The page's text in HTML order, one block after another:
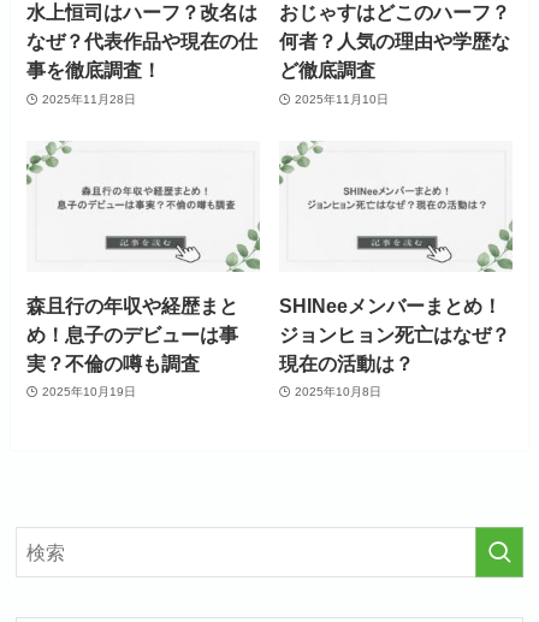
水上恒司はハーフ？改名は
なぜ？代表作品や現在の仕
事を徹底調査！
2025年11月28日
おじゃすはどこのハーフ？
何者？人気の理由や学歴な
ど徹底調査
2025年11月10日
森且行の年収や経歴まと
め！息子のデビューは事
実？不倫の噂も調査
2025年10月19日
SHINeeメンバーまとめ！
ジョンヒョン死亡はなぜ？
現在の活動は？
2025年10月8日